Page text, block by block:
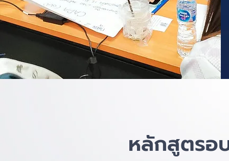
หลักสูตรอ